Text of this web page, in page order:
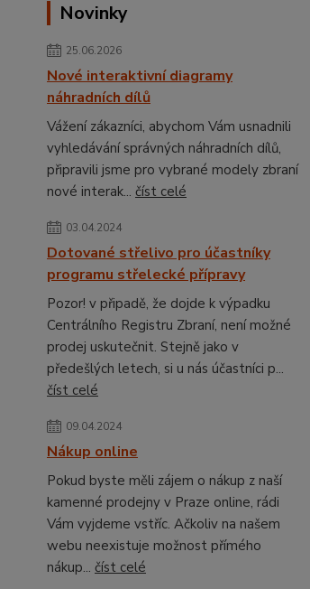
Novinky
25.06.2026
Nové interaktivní diagramy
náhradních dílů
Vážení zákazníci, abychom Vám usnadnili
vyhledávání správných náhradních dílů,
připravili jsme pro vybrané modely zbraní
nové interak... číst celé
03.04.2024
Dotované střelivo pro účastníky
programu střelecké přípravy
Pozor! v připadě, že dojde k výpadku
Centrálního Registru Zbraní, není možné
prodej uskutečnit. Stejně jako v
předešlých letech, si u nás účastníci p...
číst celé
09.04.2024
Nákup online
Pokud byste měli zájem o nákup z naší
kamenné prodejny v Praze online, rádi
Vám vyjdeme vstříc. Ačkoliv na našem
webu neexistuje možnost přímého
nákup... číst celé